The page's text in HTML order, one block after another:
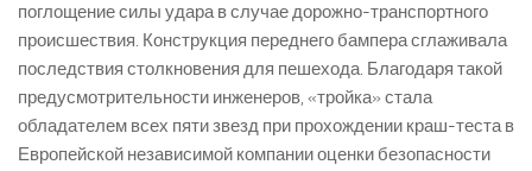
поглощение силы удара в случае дорожно-транспортного
происшествия. Конструкция переднего бампера сглаживала
последствия столкновения для пешехода. Благодаря такой
предусмотрительности инженеров, «тройка» стала
обладателем всех пяти звезд при прохождении краш-теста в
Европейской независимой компании оценки безопасности